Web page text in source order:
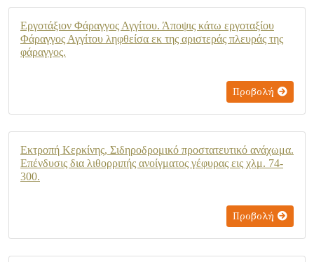
Εργοτάξιον Φάραγγος Αγγίτου. Άποψις κάτω εργοταξίου
Φάραγγος Αγγίτου ληφθείσα εκ της αριστεράς πλευράς της
φάραγγος.
Προβολή
Εκτροπή Κερκίνης, Σιδηροδρομικό προστατευτικό ανάχωμα.
Επένδυσις δια λιθορριπής ανοίγματος γέφυρας εις χλμ. 74-
300.
Προβολή